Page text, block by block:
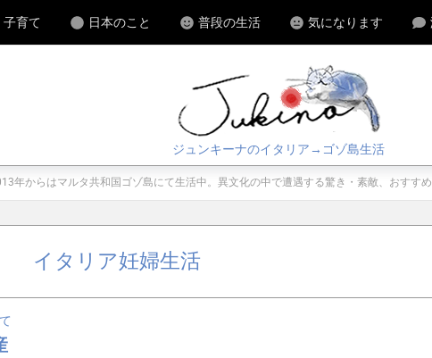
子育て 日本のこと 普段の生活 気になります
ジュンキーナのイタリア→ゴゾ島生活
年からはマルタ共和国ゴゾ島にて生活中。異文化の中で遭遇する驚き・素敵、おすす
イタリア妊婦生活